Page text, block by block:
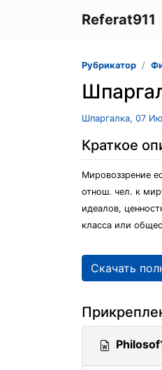
Referat911
Рубрикатор
Шпаргалка, 07
Краткое
Мировоззрение
отнош. чел. к
идеалов,
класса или
Скачать